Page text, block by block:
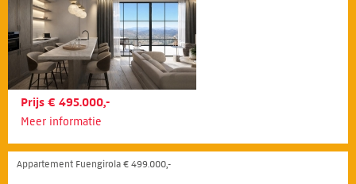
Prijs € 495.000,-
Meer informatie
Appartement Fuengirola € 499.000,-